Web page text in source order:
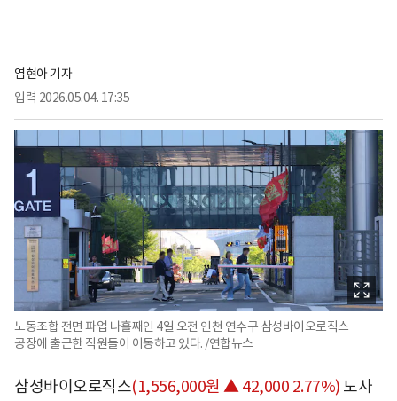
염현아 기자
입력 2026.05.04. 17:35
노동조합 전면 파업 나흘째인 4일 오전 인천 연수구 삼성바이오로직스
공장에 출근한 직원들이 이동하고 있다. /연합뉴스
삼성바이오로직스(1,556,000원 ▲ 42,000 2.77%) 노사